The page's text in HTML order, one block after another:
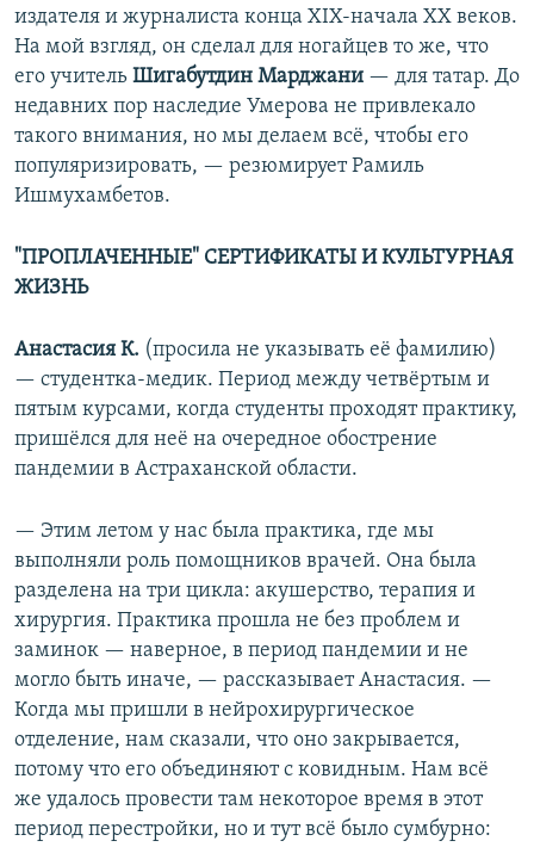
издателя и журналиста конца XIX-начала XX веков.
На мой взгляд, он сделал для ногайцев то же, что
его учитель Шигабутдин Марджани — для татар. До
недавних пор наследие Умерова не привлекало
такого внимания, но мы делаем всё, чтобы его
популяризировать, — резюмирует Рамиль
Ишмухамбетов.
"ПРОПЛАЧЕННЫЕ" СЕРТИФИКАТЫ И КУЛЬТУРНАЯ
ЖИЗНЬ
Анастасия К. (просила не указывать её фамилию)
— студентка-медик. Период между четвёртым и
пятым курсами, когда студенты проходят практику,
пришёлся для неё на очередное обострение
пандемии в Астраханской области.
— Этим летом у нас была практика, где мы
выполняли роль помощников врачей. Она была
разделена на три цикла: акушерство, терапия и
хирургия. Практика прошла не без проблем и
заминок — наверное, в период пандемии и не
могло быть иначе, — рассказывает Анастасия. —
Когда мы пришли в нейрохирургическое
отделение, нам сказали, что оно закрывается,
потому что его объединяют с ковидным. Нам всё
же удалось провести там некоторое время в этот
период перестройки, но и тут всё было сумбурно: